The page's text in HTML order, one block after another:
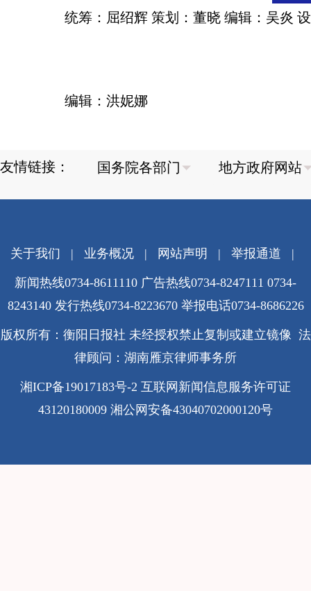
统筹：屈绍辉 策划：董晓 编辑：吴炎
编辑：洪妮娜
友情链接：
关于我们 | 业务概况| 网站声明 | 举报通道 |
新闻热线0734-8611110 广告热线0734-8247111 0734-
8243140 发行热线0734-8223670 举报电话0734-8686226
版权所有：衡阳日报社 未经授权禁止复制或建立镜像 法
律顾问：湖南雁京律师事务所
湘ICP备19017183号-2 互联网新闻信息服务许可证
43120180009 湘公网安备43040702000120号